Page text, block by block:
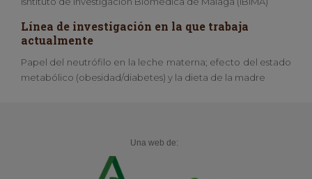
Línea de investigación en la que trabaja
actualmente
Papel del neutrófilo en la leche materna; efecto del estado
metabólico (obesidad/diabetes) y la dieta de la madre
Una web de: